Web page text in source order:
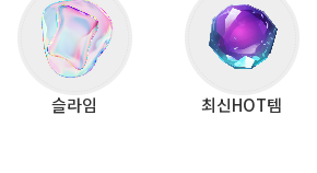
슬라임 최신HOT템